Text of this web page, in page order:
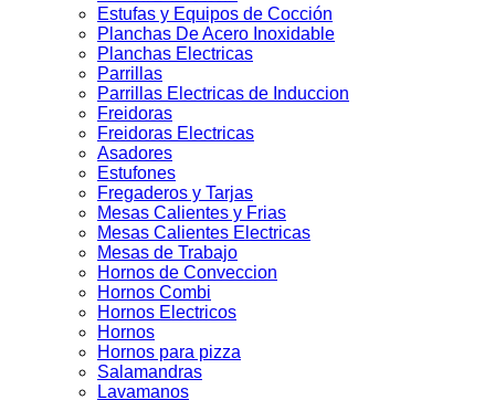
Estufas y Equipos de Cocción
Planchas De Acero Inoxidable
Planchas Electricas
Parrillas
Parrillas Electricas de Induccion
Freidoras
Freidoras Electricas
Asadores
Estufones
Fregaderos y Tarjas
Mesas Calientes y Frias
Mesas Calientes Electricas
Mesas de Trabajo
Hornos de Conveccion
Hornos Combi
Hornos Electricos
Hornos
Hornos para pizza
Salamandras
Lavamanos